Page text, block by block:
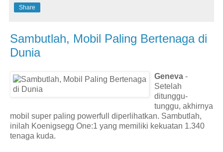
Share
Sambutlah, Mobil Paling Bertenaga di
Dunia
Geneva -
Setelah
ditunggu-
tunggu, akhirnya
mobil super paling powerfull diperlihatkan. Sambutlah,
inilah Koenigsegg One:1 yang memiliki kekuatan 1.340
tenaga kuda.